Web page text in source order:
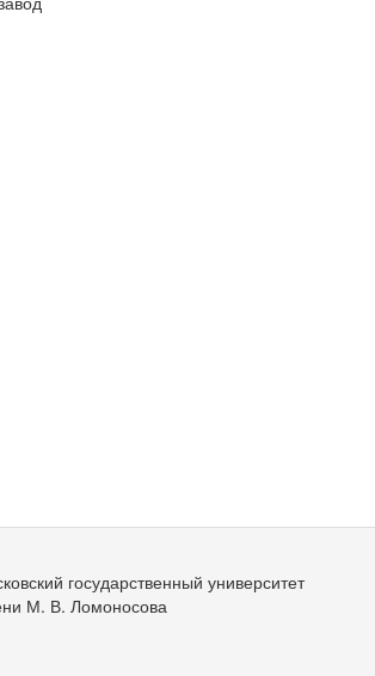
государственный университет
М. В. Ломоносова